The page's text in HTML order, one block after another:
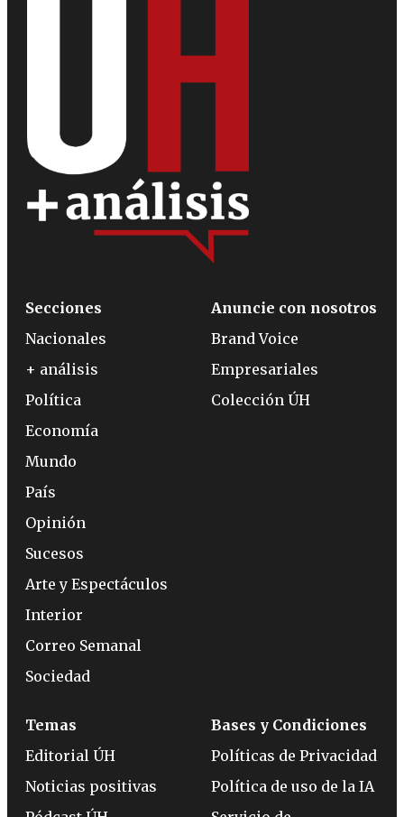
Secciones
Nacionales
+ análisis
Política
Economía
Mundo
País
Opinión
Sucesos
Arte y Espectáculos
Interior
Correo Semanal
Sociedad
Anuncie con nosotros
Brand Voice
Empresariales
Colección ÚH
Temas
Editorial ÚH
Noticias positivas
Bases y Condiciones
Políticas de Privacidad
Política de uso de la IA